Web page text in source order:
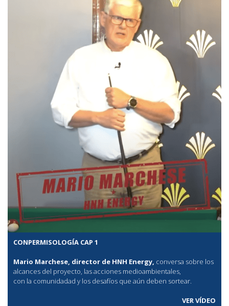
CONPERMISOLOGÍA CAP 1
Mario Marchese, director de HNH Energy, conversa sobre los
alcances del proyecto, las acciones medioambientales,
con la comunidadad y los desafíos que aún deben sortear.
VER VÍDEO